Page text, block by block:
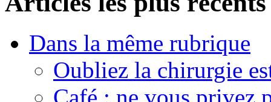
Dans la même rubrique
Oubliez la chirurgie